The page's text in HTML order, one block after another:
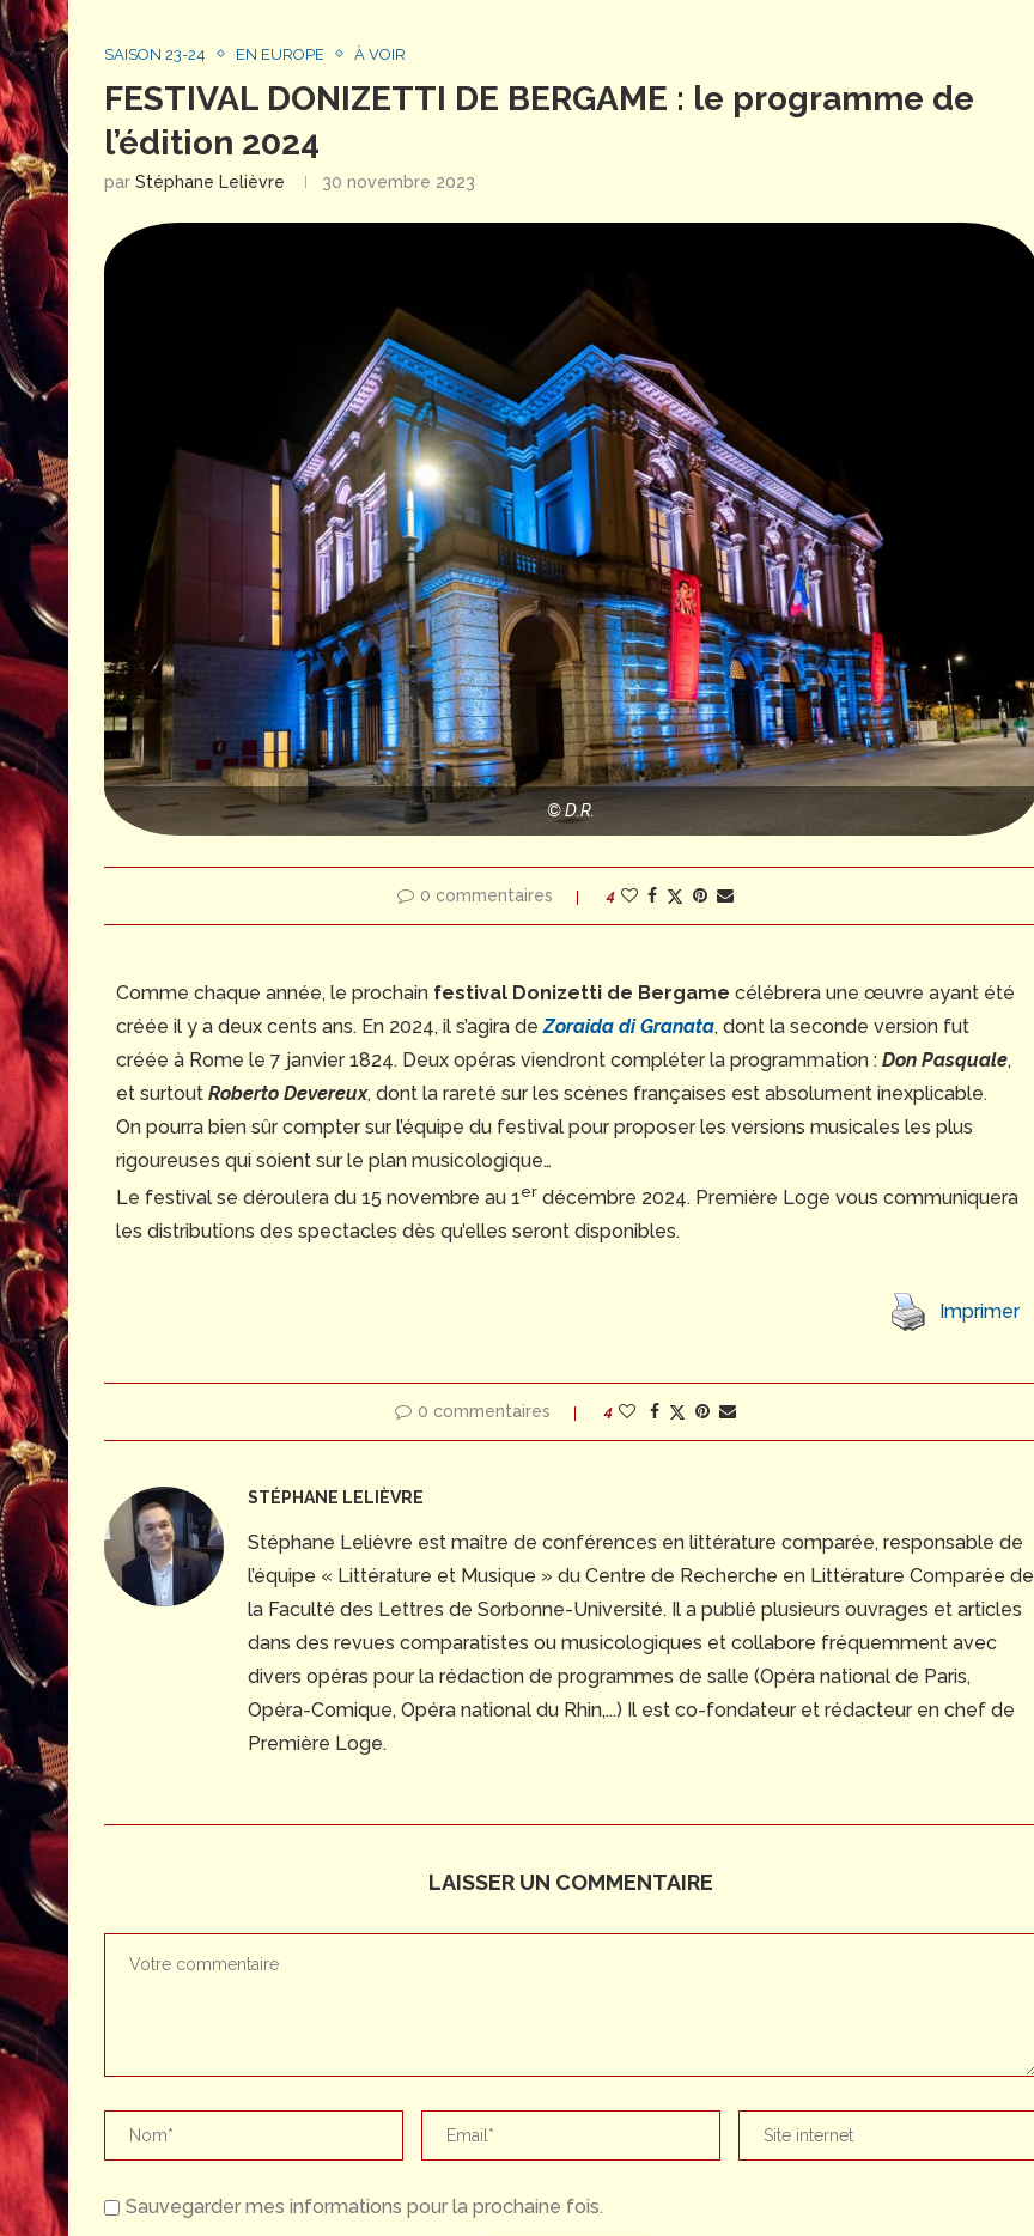
SAISON 23-24 EN EUROPE À VOIR
FESTIVAL DONIZETTI DE BERGAME : le programme de
l’édition 2024
par Stéphane Lelièvre 30 novembre 2023
© D.R.
0 commentaires 4
Comme chaque année, le prochain festival Donizetti de Bergame célébrera une œuvre ayant été
créée il y a deux cents ans. En 2024, il s’agira deZoraida di Granata, dont la seconde version fut
créée à Rome le 7 janvier 1824. Deux opéras viendront compléter la programmation : Don Pasquale,
et surtout Roberto Devereux, dont la rareté sur les scènes françaises est absolument inexplicable.
On pourra bien sûr compter sur l’équipe du festival pour proposer les versions musicales les plus
rigoureuses qui soient sur le plan musicologique…
Le festival se déroulera du 15 novembre au 1er décembre 2024. Première Loge vous communiquera
les distributions des spectacles dès qu’elles seront disponibles.
Imprimer
0 commentaires 4
STÉPHANE LELIÈVRE
Stéphane Lelièvre est maître de conférences en littérature comparée, responsable de
l’équipe « Littérature et Musique » du Centre de Recherche en Littérature Comparée de
la Faculté des Lettres de Sorbonne-Université. Il a publié plusieurs ouvrages et articles
dans des revues comparatistes ou musicologiques et collabore fréquemment avec
divers opéras pour la rédaction de programmes de salle (Opéra national de Paris,
Opéra-Comique, Opéra national du Rhin,...) Il est co-fondateur et rédacteur en chef de
Première Loge.
LAISSER UN COMMENTAIRE
Sauvegarder mes informations pour la prochaine fois.